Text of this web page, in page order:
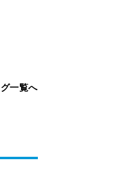
一覧へ